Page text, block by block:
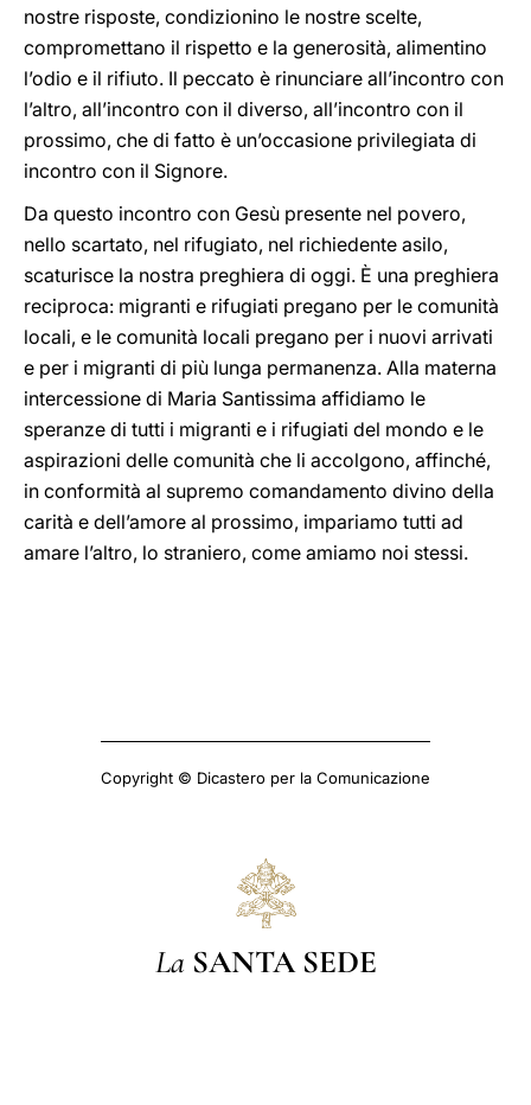
nostre risposte, condizionino le nostre scelte,
compromettano il rispetto e la generosità, alimentino
l’odio e il rifiuto. Il peccato è rinunciare all’incontro con
l’altro, all’incontro con il diverso, all’incontro con il
prossimo, che di fatto è un’occasione privilegiata di
incontro con il Signore.
Da questo incontro con Gesù presente nel povero,
nello scartato, nel rifugiato, nel richiedente asilo,
scaturisce la nostra preghiera di oggi. È una preghiera
reciproca: migranti e rifugiati pregano per le comunità
locali, e le comunità locali pregano per i nuovi arrivati
e per i migranti di più lunga permanenza. Alla materna
intercessione di Maria Santissima affidiamo le
speranze di tutti i migranti e i rifugiati del mondo e le
aspirazioni delle comunità che li accolgono, affinché,
in conformità al supremo comandamento divino della
carità e dell’amore al prossimo, impariamo tutti ad
amare l’altro, lo straniero, come amiamo noi stessi.
Copyright © Dicastero per la Comunicazione
La SANTA SEDE